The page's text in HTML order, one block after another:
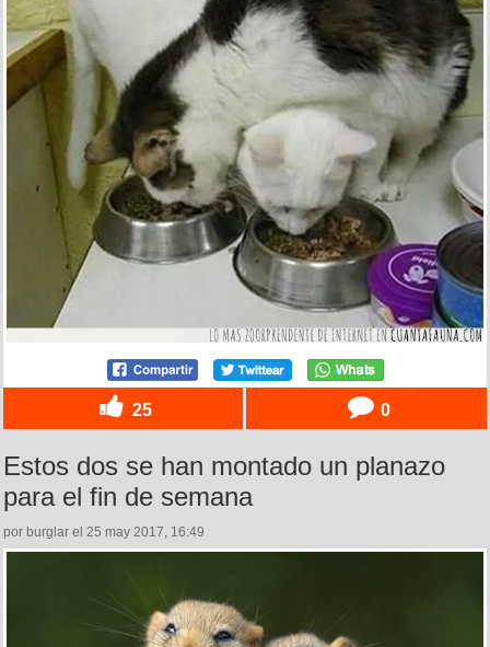
25 0
Estos dos se han montado un planazo
para el fin de semana
por burglar el 25 may 2017, 16:49